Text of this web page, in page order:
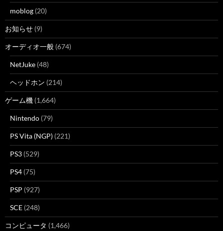
moblog (20)
お知らせ (9)
オーディオ一般 (674)
NetJuke (48)
ヘッドホン (214)
ゲーム機 (1,664)
Nintendo (79)
PS Vita (NGP) (221)
PS3 (529)
PS4 (75)
PSP (927)
SCE (248)
コンピュータ (1,466)